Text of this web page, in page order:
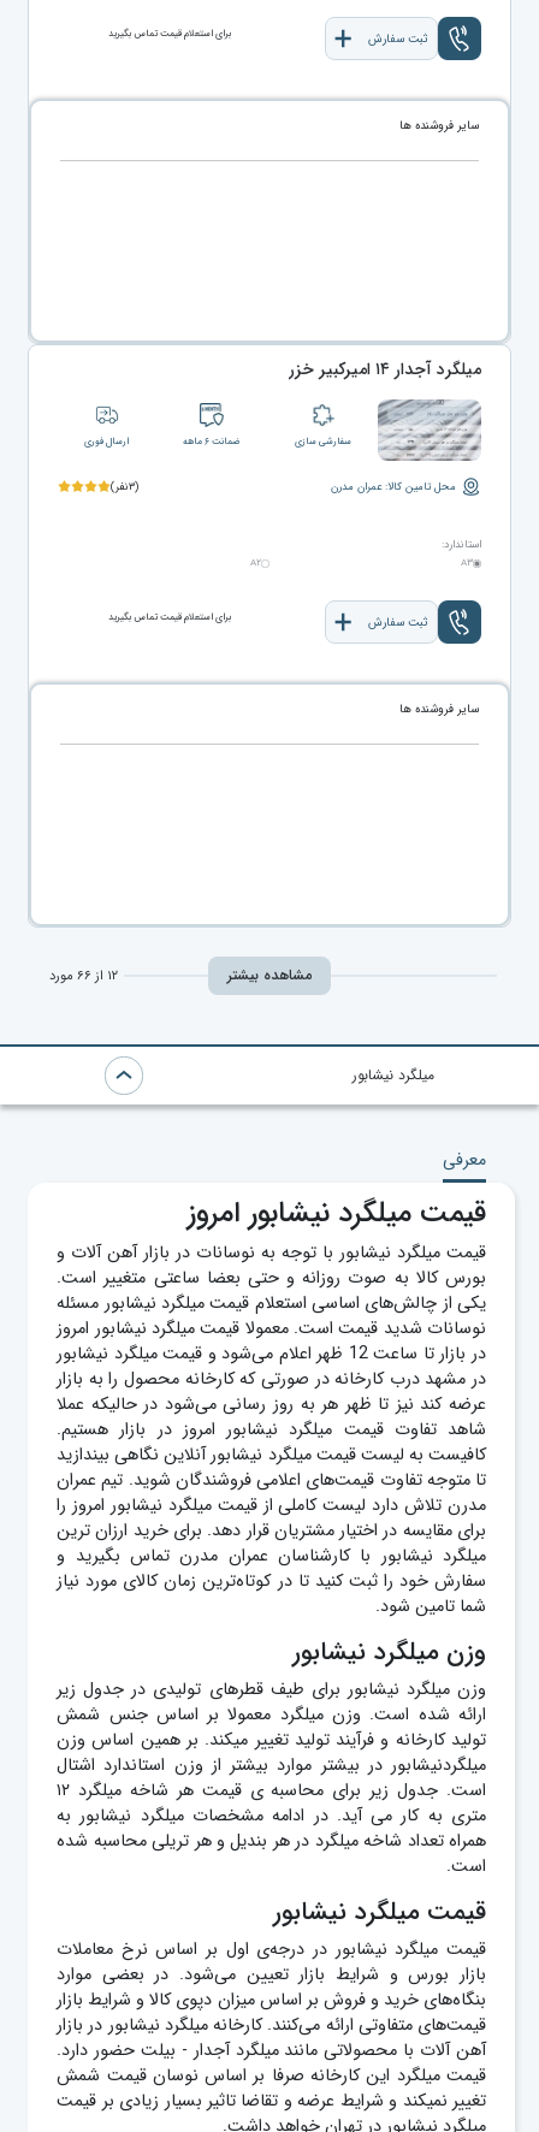
ثبت سفارش برای استعلام قیمت تماس بگیرید
سایر فروشنده ها
میلگرد آجدار ۱۴ امیرکبیر خزر
سفارشی سازی ضمانت ۶ ماهه ارسال فوری
محل تامین کالا: عمران مدرن (۳نفر)
استاندارد:
A۳ A۲
ثبت سفارش برای استعلام قیمت تماس بگیرید
سایر فروشنده ها
مشاهده بیشتر ۱۲ از ۶۶ مورد
میلگرد نیشابور
معرفی
قیمت میلگرد نیشابور امروز
قیمت میلگرد نیشابور با توجه به نوسانات در بازار آهن آلات و
بورس کالا به صوت روزانه و حتی بعضا ساعتی متغییر است.
یکی از چالش‌های اساسی استعلام قیمت میلگرد نیشابور مسئله
نوسانات شدید قیمت است. معمولا قیمت میلگرد نیشابور امروز
در بازار تا ساعت 12 ظهر اعلام می‌شود و قیمت میلگرد نیشابور
در مشهد درب کارخانه در صورتی که کارخانه محصول را به بازار
عرضه کند نیز تا ظهر هر به روز رسانی می‎‌شود در حالیکه عملا
شاهد تفاوت قیمت میلگرد نیشابور امروز در بازار هستیم.
کافیست به لیست قیمت میلگرد نیشابور آنلاین نگاهی بیندازید
تا متوجه تفاوت قیمت‌های اعلامی فروشندگان ‌شوید. تیم عمران
مدرن تلاش دارد لیست کاملی از قيمت ميلگرد نيشابور امروز را
برای مقایسه در اختیار مشتریان قرار دهد. برای خرید ارزان ترین
میلگرد نیشابور با کارشناسان عمران مدرن تماس بگیرید و
سفارش خود را ثبت کنید تا در کوتاه‌ترین زمان کالای مورد نیاز
شما تامین شود.
وزن میلگرد نیشابور
وزن میلگرد نیشابور برای طیف قطرهای تولیدی در جدول زیر
ارائه شده است. وزن میلگرد معمولا بر اساس جنس شمش
تولید کارخانه و فرآیند تولید تغییر میکند. بر همین اساس وزن
میلگردنیشابور در بیشتر موارد بیشتر از وزن استاندارد اشتال
است. جدول زیر برای محاسبه ی قیمت هر شاخه میلگرد ۱۲
متری به کار می آید. در ادامه مشخصات میلگرد نیشابور به
همراه تعداد شاخه میلگرد در هر بندیل و هر تریلی محاسبه شده
است.
قیمت میلگرد نیشابور
قیمت میلگرد نیشابور در درجه‌ی اول بر اساس نرخ معاملات
بازار بورس و شرایط بازار تعیین می‌شود. در بعضی موارد
بنگاه‌های خرید و فروش بر اساس میزان دپوی کالا و شرایط بازار
قیمت‌های متفاوتی ارائه می‌کنند. کارخانه میلگرد نیشابور در بازار
آهن آلات با محصولاتی مانند میلگرد آجدار - بیلت حضور دارد.
قیمت میلگرد این کارخانه صرفا بر اساس نوسان قیمت شمش
تغییر نمیکند و شرایط عرضه و تقاضا تاثیر بسیار زیادی بر قیمت